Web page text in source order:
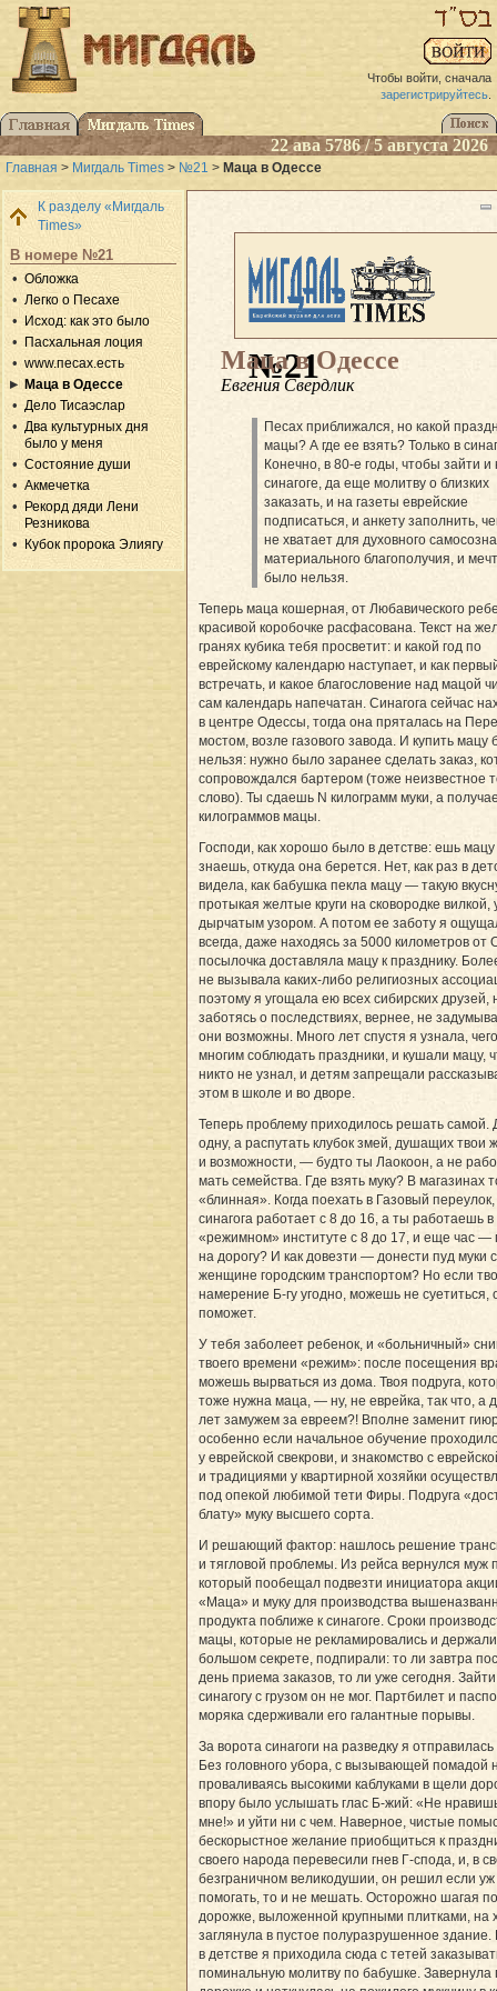
Чтобы войти, сначала
зарегистрируйтесь.
22 ава 5786 / 5 августа 2026
Главная > Мигдаль Times > №21 > Маца в Одессе
К разделу «Мигдаль
Times»
В номере №21
Обложка
Легко о Песахе
Исход: как это было
Пасхальная лоция
www.песах.есть
Маца в Одессе
Дело Тисаэслар
Два культурных дня
было у меня
Состояние души
Акмечетка
Рекорд дяди Лени
Резникова
Кубок пророка Элиягу
№21
Маца в Одессе
Евгения Свердлик
Песах приближался, но какой
мацы? А где ее взять? Только в
Конечно, в 80-е годы, чтобы зайти и
синагоге, да еще молитву о близких
заказать, и на газеты еврейские
подписаться, и анкету заполнить,
не хватает для духовного
материального благополучия, и
было нельзя.
Теперь маца кошерная, от Любавического
красивой коробочке расфасована. Текст на
гранях кубика тебя просветит: и какой год по
еврейскому календарю наступает, и как
встречать, и какое благословение над мацой
сам календарь напечатан. Синагога сейчас
в центре Одессы, тогда она пряталась на
мостом, возле газового завода. И купить мацу
нельзя: нужно было заранее сделать заказ,
сопровождался бартером (тоже неизвестное
слово). Ты сдаешь N килограмм муки, а
килограммов мацы.
Господи, как хорошо было в детстве: ешь
знаешь, откуда она берется. Нет, как раз в
видела, как бабушка пекла мацу — такую
протыкая желтые круги на сковородке вилкой,
дырчатым узором. А потом ее заботу я
всегда, даже находясь за 5000 километров от
посылочка доставляла мацу к празднику.
не вызывала каких-либо религиозных
поэтому я угощала ею всех сибирских друзей,
заботясь о последствиях, вернее, не
они возможны. Много лет спустя я узнала,
многим соблюдать праздники, и кушали мацу,
никто не узнал, и детям запрещали
этом в школе и во дворе.
Теперь проблему приходилось решать самой.
одну, а распутать клубок змей, душащих твои
и возможности, — будто ты Лаокоон, а не
мать семейства. Где взять муку? В магазинах
«блинная». Когда поехать в Газовый
синагога работает с 8 до 16, а ты работаешь в
«режимном» институте с 8 до 17, и еще час —
на дорогу? И как довезти — донести пуд муки
женщине городским транспортом? Но если
намерение Б-гу угодно, можешь не суетиться,
поможет.
У тебя заболеет ребенок, и «больничный»
твоего времени «режим»: после посещения
можешь вырваться из дома. Твоя подруга,
тоже нужна маца, — ну, не еврейка, так что, а
лет замужем за евреем?! Вполне заменит
особенно если начальное обучение
у еврейской свекрови, и знакомство с
и традициями у квартирной хозяйки
под опекой любимой тети Фиры. Подруга
блату» муку высшего сорта.
И решающий фактор: нашлось решение
и тягловой проблемы. Из рейса вернулся муж
который пообещал подвезти инициатора
«Маца» и муку для производства
продукта поближе к синагоге. Сроки
мацы, которые не рекламировались и
большом секрете, подпирали: то ли завтра
день приема заказов, то ли уже сегодня.
синагогу с грузом он не мог. Партбилет и
моряка сдерживали его галантные порывы.
За ворота синагоги на разведку я
Без головного убора, с вызывающей помадой
проваливаясь высокими каблуками в щели
впору было услышать глас Б-жий: «Не
мне!» и уйти ни с чем. Наверное, чистые
бескорыстное желание приобщиться к
своего народа перевесили гнев Г-спода, и, в
безграничном великодушии, он решил если
помогать, то и не мешать. Осторожно шагая по
дорожке, выложенной крупными плитками, на
заглянула в пустое полуразрушенное здание.
в детстве я приходила сюда с тетей
поминальную молитву по бабушке. Завернула